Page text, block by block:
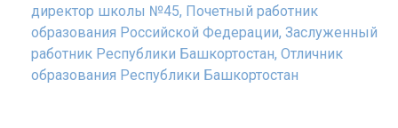
директор школы №45, Почетный работник
образования Российской Федерации, Заслуженный
работник Республики Башкортостан, Отличник
образования Республики Башкортостан